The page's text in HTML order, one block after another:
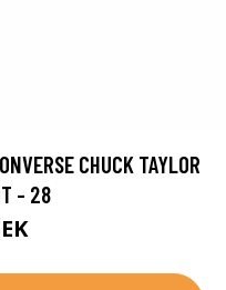
CHUCK TAYLOR
- 28